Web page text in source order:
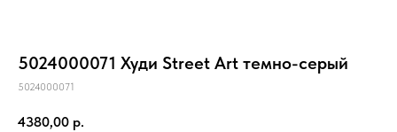
5024000071 Худи Street Art темно-серый
5024000071
4380,00 р.